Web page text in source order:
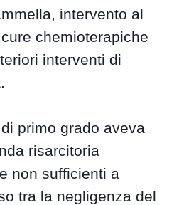
intervento al
chemioterapiche
interventi di
primo grado aveva
risarcitoria
non sufficienti a
tra la negligenza del